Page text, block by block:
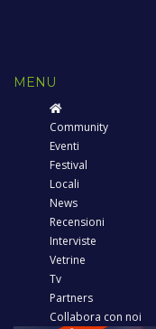
MENU
Community
Eventi
Festival
Locali
News
Recensioni
Interviste
Vetrine
Tv
Partners
Collabora con noi